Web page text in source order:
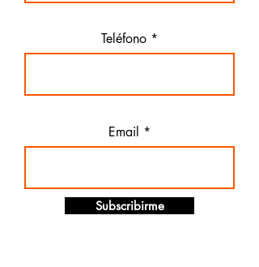
Teléfono
Email
Subscribirme